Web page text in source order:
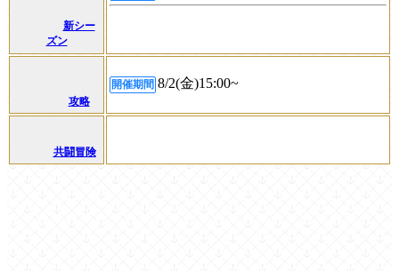
新シー
ズン
攻略
開催期間 8/2(金)15:00~
共闘冒険